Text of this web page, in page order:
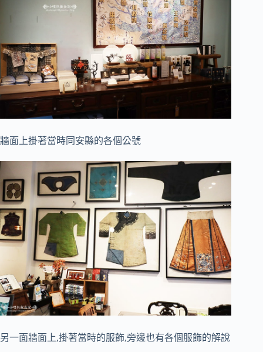
牆面上掛著當時同安縣的各個公號
另一面牆面上,掛著當時的服飾,旁邊也有各個服飾的解說